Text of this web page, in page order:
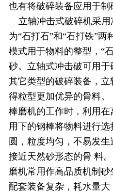
也有将破碎装备应用于制
立轴冲击式破碎机采用
为“石打石”和“石打铁”
模式用于物料的整型，“
砂。立轴式冲击破可用
其它类型的破碎装备，
得粒型更加优异的骨料。
棒磨机的工作时，利用
用下的钢棒将物料进行
圆，粒度均匀，不易发
接近天然砂形态的骨 料
磨机常用作高品质机制
配套装备复杂，耗水量大